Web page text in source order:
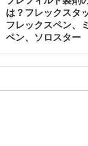
は？フレックスタ
フレックスペン、
ペン、ソロスター